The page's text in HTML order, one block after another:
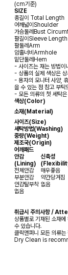
(cm기준)
SIZE
총길이 Total Length
어깨넓이 Shoulder
가슴둘레 Bust
팔길이 Sleeve Length
팔둘레 Arm
암홀너비 Armhole
밑단둘레 Hem
- 사이즈는 재는 방법
- 상품의 실제 색상은
- 용자의 모니터 사양,
을 수 있는 점 참고 부탁
- 모든 의류의 첫 세탁
색상(Color)
소재(Material)
사이즈(Size)
세탁방법(Washing)
중량(Weight)
제조국(Origin)
어깨패드
안감
(Lining)
신축성
전체안감
매우좋음
부분안감
약간당겨짐
안감탈부착 없음
없음
취급시 주의사항 /
상품별로 기재된 소재
수 있습니다.
클릭앤퍼니 모든 의류
Dry Clean is